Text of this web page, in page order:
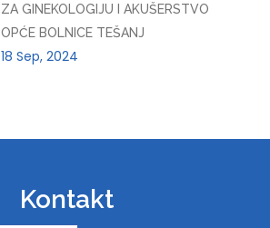
ZA GINEKOLOGIJU I AKUŠERSTVO
OPĆE BOLNICE TEŠANJ
18 Sep, 2024
Kontakt